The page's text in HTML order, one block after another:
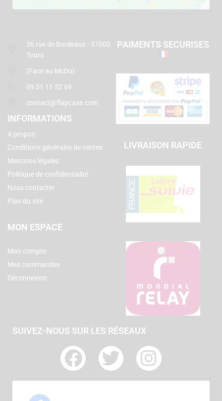
36 rue de Bordeaux - 37000
Tours
(Face au McDo)
09 51 11 52 69
contact@flapcase.com
INFORMATIONS
A propos
Conditions générales de ventes
Mentions légales
Politique de confidentialité
Nous contacter
Plan du site
MON ESPACE
Mon compte
Mes commandes
Déconnexion
PAIMENTS SECURISES
LIVRAISON RAPIDE
SUIVEZ-NOUS SUR LES RÉSEAUX
F
a
T
w
I
n